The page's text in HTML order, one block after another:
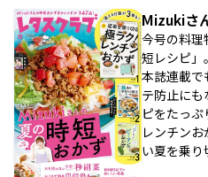
Mizukiさ
今号の料
短レシピ」。
本誌連載
テ防止に
ピをたっ
レンチン
い夏を乗り